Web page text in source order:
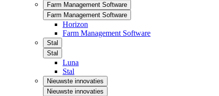
Farm Management Software
Farm Management Software
Horizon
Farm Management Software
Stal
Stal
Luna
Stal
Nieuwste innovaties
Nieuwste innovaties